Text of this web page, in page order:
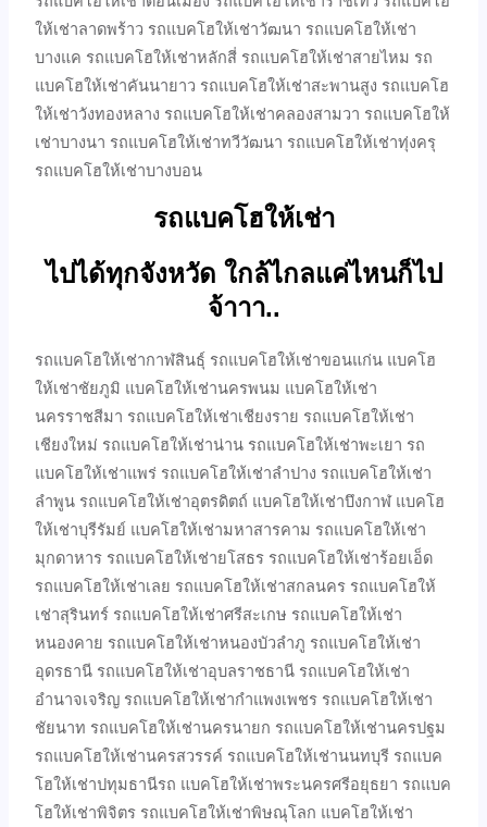
ให้เช่าลาดพร้าว รถแบคโฮให้เช่าวัฒนา รถแบคโฮให้เช่า
บางแค รถแบคโฮให้เช่าหลักสี่ รถแบคโฮให้เช่าสายไหม รถ
แบคโฮให้เช่าคันนายาว รถแบคโฮให้เช่าสะพานสูง รถแบคโฮ
ให้เช่าวังทองหลาง รถแบคโฮให้เช่าคลองสามวา รถแบคโฮให้
เช่าบางนา รถแบคโฮให้เช่าทวีวัฒนา รถแบคโฮให้เช่าทุ่งครุ
รถแบคโฮให้เช่าบางบอน
รถแบคโฮให้เช่า
ไปได้ทุกจังหวัด ใกล้ไกลแค่ไหนก็ไป
จ้าาา..
รถแบคโฮให้เช่ากาฬสินธุ์ รถแบคโฮให้เช่าขอนแก่น แบคโฮ
ให้เช่าชัยภูมิ แบคโฮให้เช่านครพนม แบคโฮให้เช่า
นครราชสีมา รถแบคโฮให้เช่าเชียงราย รถแบคโฮให้เช่า
เชียงใหม่ รถแบคโฮให้เช่าน่าน รถแบคโฮให้เช่าพะเยา รถ
แบคโฮให้เช่าแพร่ รถแบคโฮให้เช่าลำปาง รถแบคโฮให้เช่า
ลำพูน รถแบคโฮให้เช่าอุตรดิตถ์ แบคโฮให้เช่าบึงกาฬ แบคโฮ
ให้เช่าบุรีรัมย์ แบคโฮให้เช่ามหาสารคาม รถแบคโฮให้เช่า
มุกดาหาร รถแบคโฮให้เช่ายโสธร รถแบคโฮให้เช่าร้อยเอ็ด
รถแบคโฮให้เช่าเลย รถแบคโฮให้เช่าสกลนคร รถแบคโฮให้
เช่าสุรินทร์ รถแบคโฮให้เช่าศรีสะเกษ รถแบคโฮให้เช่า
หนองคาย รถแบคโฮให้เช่าหนองบัวลำภู รถแบคโฮให้เช่า
อุดรธานี รถแบคโฮให้เช่าอุบลราชธานี รถแบคโฮให้เช่า
อำนาจเจริญ รถแบคโฮให้เช่ากำแพงเพชร รถแบคโฮให้เช่า
ชัยนาท รถแบคโฮให้เช่านครนายก รถแบคโฮให้เช่านครปฐม
รถแบคโฮให้เช่านครสวรรค์ รถแบคโฮให้เช่านนทบุรี รถแบค
โฮให้เช่าปทุมธานีรถ แบคโฮให้เช่าพระนครศรีอยุธยา รถแบค
โฮให้เช่าพิจิตร รถแบคโฮให้เช่าพิษณุโลก แบคโฮให้เช่า